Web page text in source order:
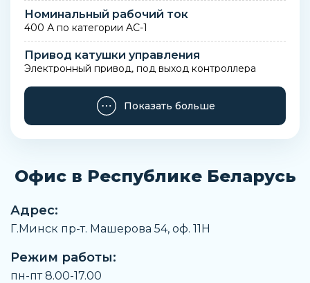
Номинальный рабочий ток
400 А по категории AC-1
Привод катушки управления
Электронный привод, под выход контроллера
Тип подключения
Шинное подключение
Ширина упаковки
Высота упаковки
Вес
Показать больше
Офис в Республике Беларусь
Адрес:
Г.Минск пр-т. Машерова 54, оф. 11H
Режим работы:
пн-пт 8.00-17.00